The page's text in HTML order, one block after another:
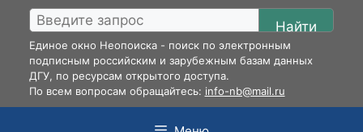
Перейти
содержимому
Найти
Единое окно Неопоиска - поиск по электронным
подписным российским и зарубежным базам данных
ДГУ, по ресурсам открытого доступа.
По всем вопросам обращайтесь: info-nb@mail.ru